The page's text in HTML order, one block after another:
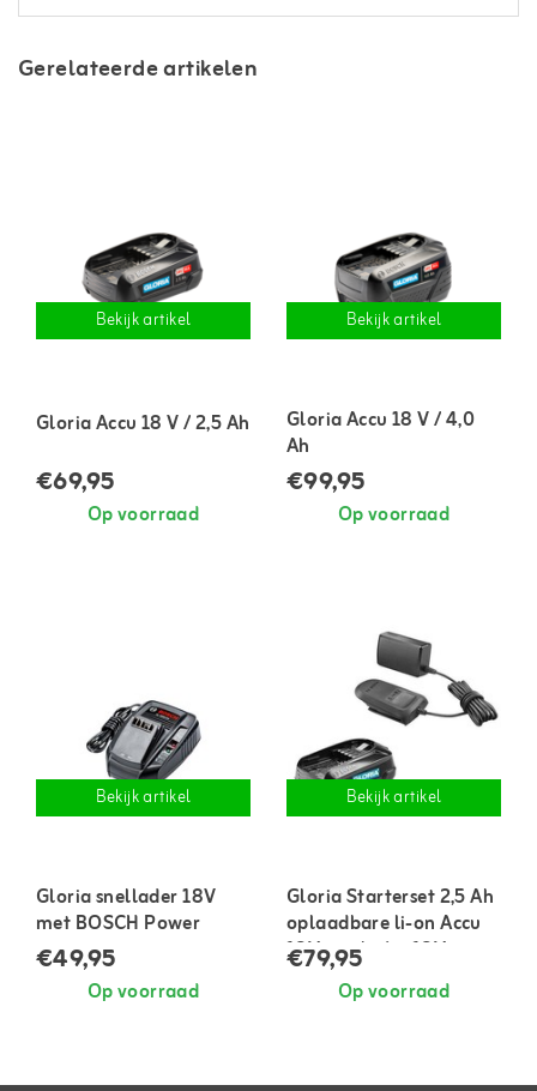
Gerelateerde artikelen
Bekijk artikel
Gloria Accu 18 V / 2,5 Ah
€69,95
Op voorraad
Bekijk artikel
Gloria Accu 18 V / 4,0
Ah
€99,95
Op voorraad
Bekijk artikel
Gloria snellader 18V
met BOSCH Power
€49,95
Op voorraad
Bekijk artikel
Gloria Starterset 2,5 Ah
oplaadbare li-on Accu
18V + oplader 18V
€79,95
Op voorraad